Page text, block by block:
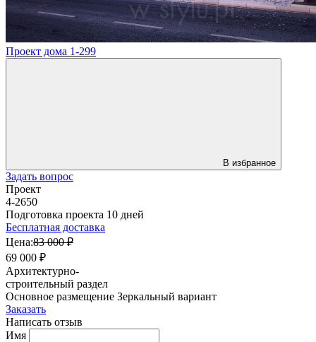
Проект дома 1-299
В избранное
Задать вопрос
Проект
4-2650
Подготовка проекта 10 дней
Бесплатная доставка
Цена:83 000 ₽
69 000 ₽
Архитектурно-
строительный раздел
Основное размещение Зеркальный вариант
Заказать
Написать отзыв
Имя